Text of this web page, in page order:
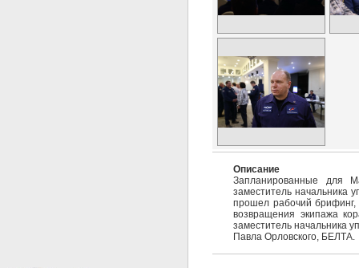
Описание
Запланированные для
заместитель начальника
прошел рабочий брифинг,
возвращения экипажа
заместитель начальника
Павла Орловского, БЕЛТА.